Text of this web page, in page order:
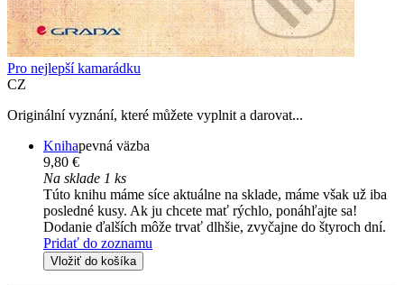
Pro nejlepší kamarádku
CZ
Originální vyznání, které můžete vyplnit a darovat...
Knihapevná väzba
9,80 €
Na sklade 1 ks
Túto knihu máme síce aktuálne na sklade, máme však už iba
posledné kusy. Ak ju chcete mať rýchlo, ponáhľajte sa!
Dodanie ďalších môže trvať dlhšie, zvyčajne do štyroch dní.
Pridať do zoznamu
Vložiť do košíka